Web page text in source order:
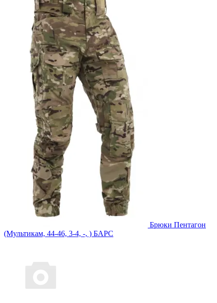
Брюки Пентагон
(Мультикам, 44-46, 3-4, -, ) БАРС